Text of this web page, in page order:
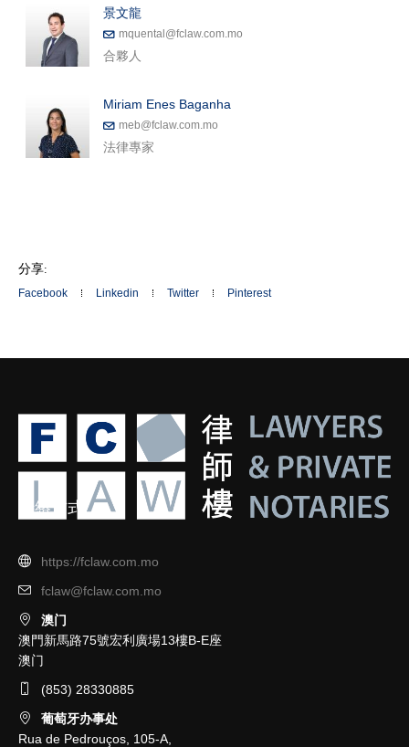
景文龍
mquental@fclaw.com.mo
合夥人
Miriam Enes Baganha
meb@fclaw.com.mo
法律專家
分享:
Facebook Linkedin Twitter Pinterest
聯絡方式
https://fclaw.com.mo
fclaw@fclaw.com.mo
澳门
澳門新馬路75號宏利廣場13樓B-E座
澳门
(853) 28330885
葡萄牙办事处
Rua de Pedrouços, 105-A,